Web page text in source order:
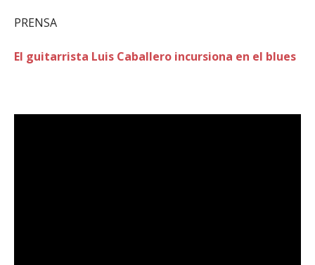
PRENSA
El guitarrista Luis Caballero incursiona en el blues